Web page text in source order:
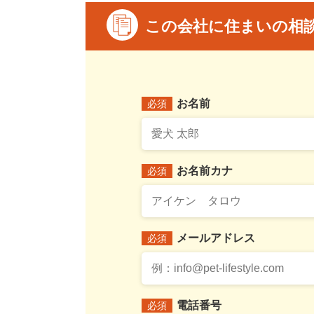
この会社に住まいの相
必須 お名前
必須 お名前カナ
必須 メールアドレス
必須 電話番号